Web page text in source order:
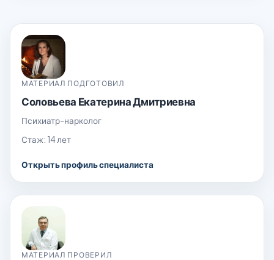
МАТЕРИАЛ ПОДГОТОВИЛ
Соловьева Екатерина Дмитриевна
Психиатр-нарколог
Стаж: 14 лет
Открыть профиль специалиста
МАТЕРИАЛ ПРОВЕРИЛ